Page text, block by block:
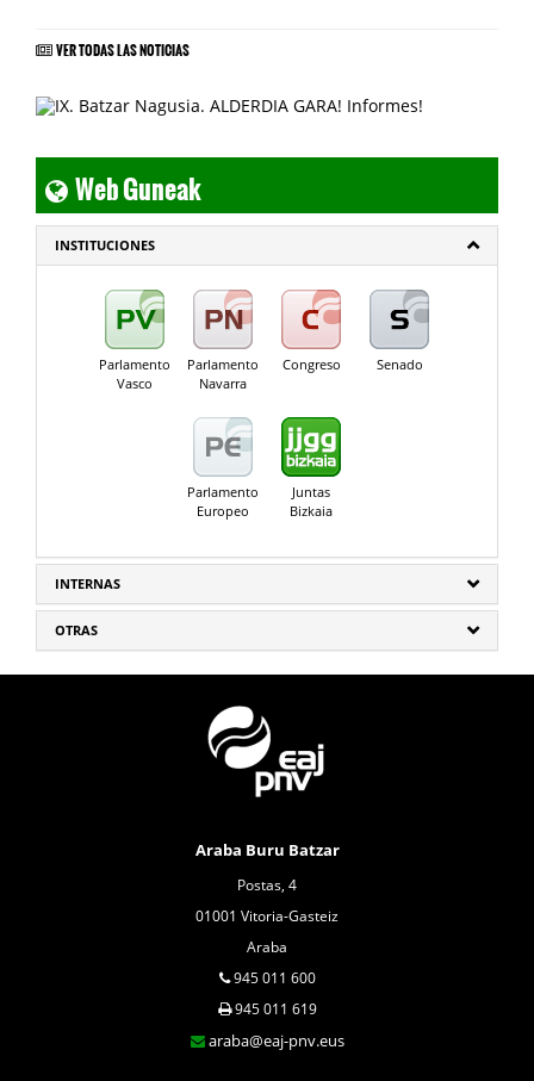
VER TODAS LAS NOTICIAS
Web Guneak
INSTITUCIONES
Parlamento
Vasco
Parlamento
Navarra
Congreso Senado
Parlamento
Europeo
Juntas
Bizkaia
INTERNAS
OTRAS
Araba Buru Batzar
Postas, 4
01001 Vitoria-Gasteiz
Araba
945 011 600
945 011 619
araba@eaj-pnv.eus